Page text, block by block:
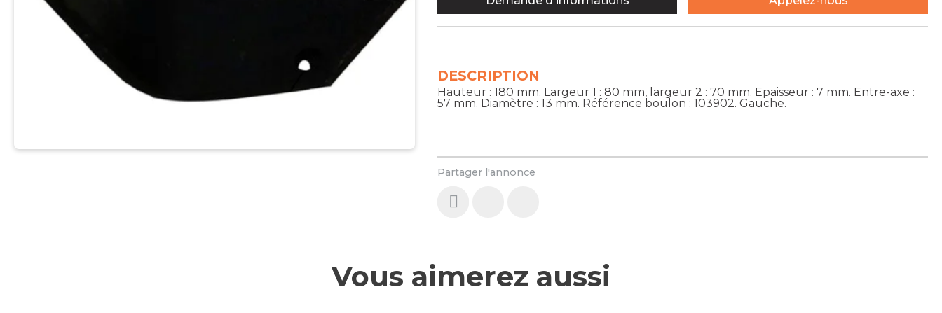
Partager l'annonce
DESCRIPTION
Hauteur : 180 mm. Largeur 1 : 80 mm, largeur 2 : 70 mm. Epaisseur : 7 mm. Entre-axe :
57 mm. Diamètre : 13 mm. Référence boulon : 103902. Gauche.
Vous aimerez aussi